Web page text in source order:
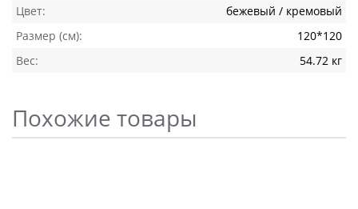
Цвет:
бежевый / кремовый
Размер (см):
120*120
Вес:
54.72 кг
Похожие товары